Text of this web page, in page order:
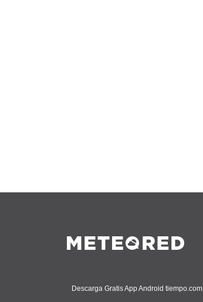
Descarga Gratis App Android tiempo.com